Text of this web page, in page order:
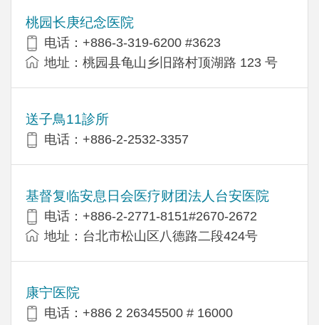
桃园长庚纪念医院
电话：+886-3-319-6200 #3623
地址：桃园县龟山乡旧路村顶湖路 123 号
送子鳥11診所
电话：+886-2-2532-3357
基督复临安息日会医疗财团法人台安医院
电话：+886-2-2771-8151#2670-2672
地址：台北市松山区八德路二段424号
康宁医院
电话：+886 2 26345500 # 16000